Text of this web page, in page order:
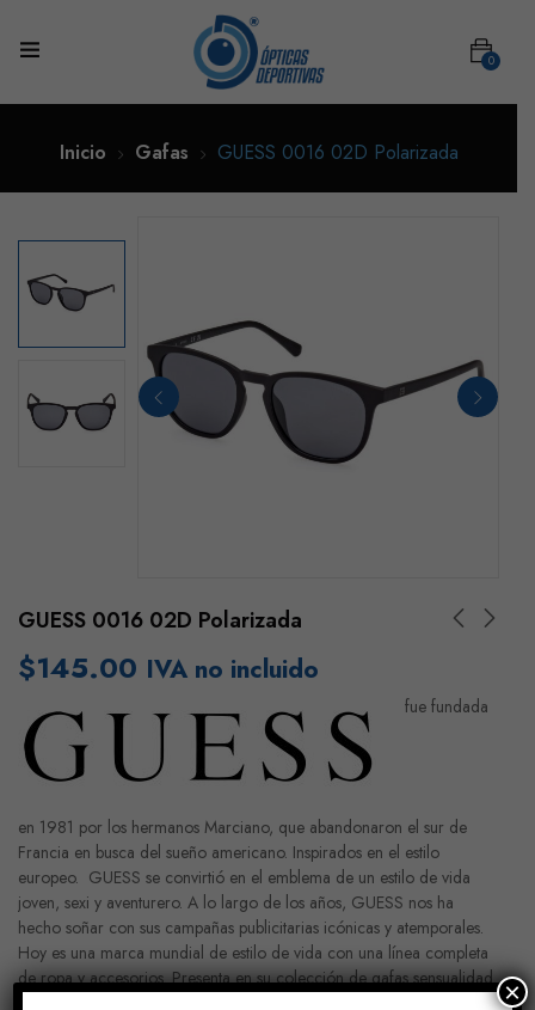
0
Inicio Gafas GUESS 0016 02D Polarizada
GUESS 0016 02D Polarizada
$145.00 IVA no incluido
fue fundada
en 1981 por los hermanos Marciano, que abandonaron el sur de
Francia en busca del sueño americano. Inspirados en el estilo
europeo. GUESS se convirtió en el emblema de un estilo de vida
joven, sexi y aventurero. A lo largo de los años, GUESS nos ha
hecho soñar con sus campañas publicitarias icónicas y atemporales.
Hoy es una marca mundial de estilo de vida con una línea completa
de ropa y accesorios. Presenta en su colección de gafas sensualidad ×